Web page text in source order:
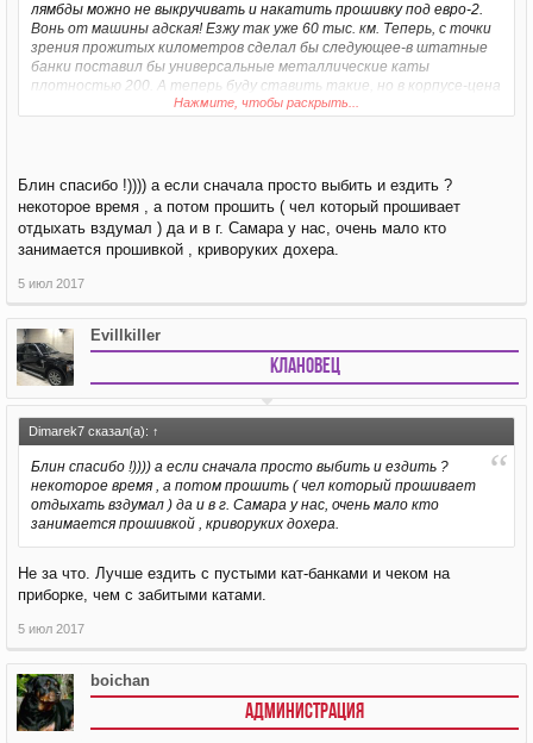
лямбды можно не выкручивать и накатить прошивку под евро-2.
Вонь от машины адская! Езжу так уже 60 тыс. км. Теперь, с точки
зрения прожитых километров сделал бы следующее-в штатные
банки поставил бы универсальные металлические каты
плотностью 200. А теперь буду ставить такие, но в корпусе-цена
Нажмите, чтобы раскрыть...
Блин спасибо !)))) а если сначала просто выбить и ездить ?
некоторое время , а потом прошить ( чел который прошивает
отдыхать вздумал ) да и в г. Самара у нас, очень мало кто
занимается прошивкой , криворуких дохера.
5 июл 2017
Evillkiller
Клановец
Dimarek7 сказал(а): ↑
Блин спасибо !)))) а если сначала просто выбить и ездить ?
некоторое время , а потом прошить ( чел который прошивает
отдыхать вздумал ) да и в г. Самара у нас, очень мало кто
занимается прошивкой , криворуких дохера.
Не за что. Лучше ездить с пустыми кат-банками и чеком на
приборке, чем с забитыми катами.
5 июл 2017
boichan
АДМИНИСТРАЦИЯ